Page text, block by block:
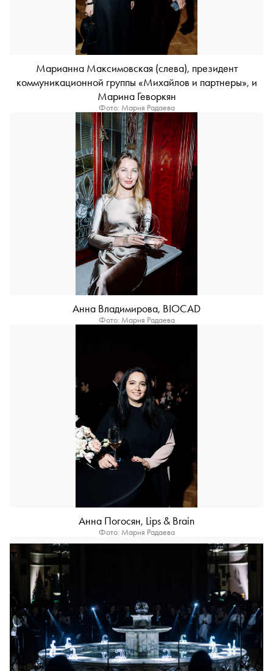
Марианна Максимовская (слева), президент
коммуникационной группы «Михайлов и партнеры», и
Марина Геворкян
Фото: Мария Радаева
Анна Владимирова, BIOCAD
Фото: Мария Радаева
Анна Погосян, Lips & Brain
Фото: Мария Радаева